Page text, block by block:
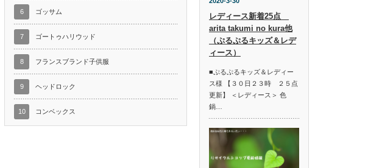
6 ゴッサム
7 ゴートゥハリウッド
8 フランスブランド子供服
9 ヘッドロック
10 コンベックス
レディース新着25点
arita takumi no kura他
（ぷるぷるキッズ＆レデ
ィース）
■ぷるぷるキッズ＆レディー
ス様 【３０日２３時 ２５点
更新】 ＜レディース＞ 色
鍋…